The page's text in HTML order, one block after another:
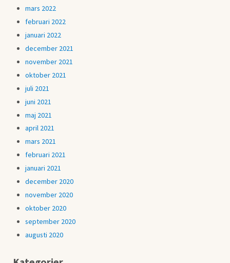
mars 2022
februari 2022
januari 2022
december 2021
november 2021
oktober 2021
juli 2021
juni 2021
maj 2021
april 2021
mars 2021
februari 2021
januari 2021
december 2020
november 2020
oktober 2020
september 2020
augusti 2020